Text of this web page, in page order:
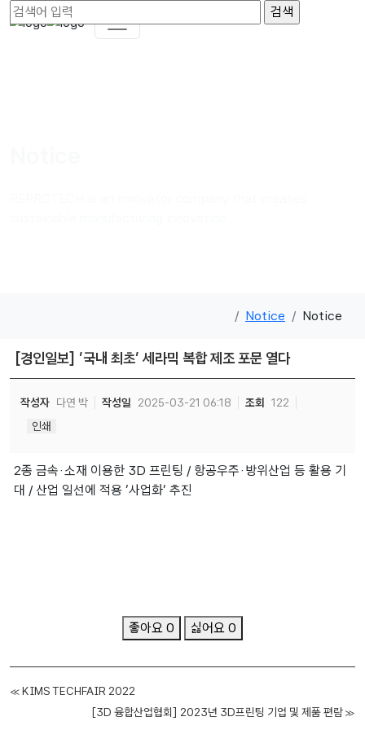
Notice Notice
[경인일보] '국내 최초' 세라믹 복합 제조 포문 열다
작성자 다연 박 작성일 2025-03-21 06:18 조회
122
인쇄
2종 금속·소재 이용한 3D 프린팅 / 항공우주·방위산업 등 활용 기
대 / 산업 일선에 적용 '사업화' 추진
좋아요 0 싫어요 0
«KIMS TECHFAIR 2022
[3D 융합산업협회] 2023년 3D프린팅 기업 및 제품 편람»